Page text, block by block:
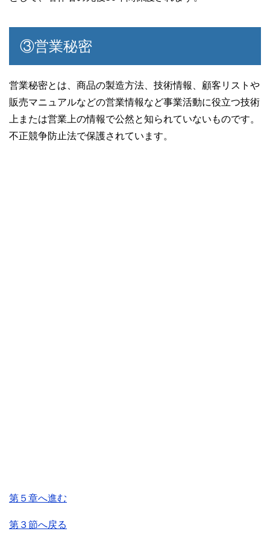
③営業秘密
営業秘密とは、商品の製造方法、技術情報、顧客リストや
販売マニュアルなどの営業情報など事業活動に役立つ技術
上または営業上の情報で公然と知られていないものです。
不正競争防止法で保護されています。
第５章へ進む
第３節へ戻る